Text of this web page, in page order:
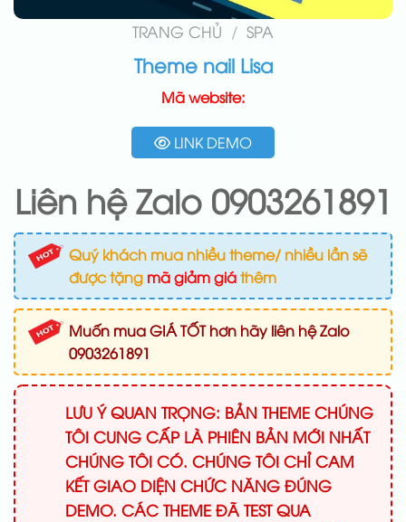
TRANG CHỦ / SPA
Theme nail Lisa
Mã website:
LINK DEMO
Liên hệ Zalo 0903261891
Quý khách mua nhiều theme/ nhiều lần sẽ
được tặng mã giảm giáthêm
Muốn mua GIÁ TỐT hơn hãy liên hệ Zalo
0903261891
LƯU Ý QUAN TRỌNG: BẢN THEME CHÚNG
TÔI CUNG CẤP LÀ PHIÊN BẢN MỚI NHẤT
CHÚNG TÔI CÓ. CHÚNG TÔI CHỈ CAM
KẾT GIAO DIỆN CHỨC NĂNG ĐÚNG
DEMO. CÁC THEME ĐÃ TEST QUA